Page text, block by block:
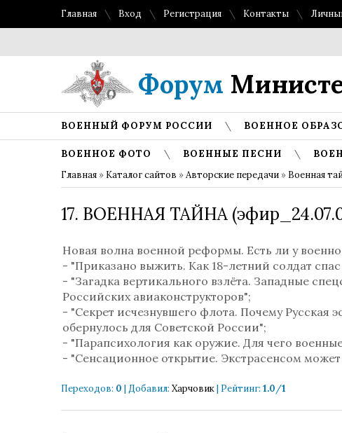
Главная Вход Регистрация Контакты
Форум
ВОЕННЫЙ ФОРУМ РОССИИ ВОЕННОЕ
ВОЕННОЕ ФОТО ВОЕННЫЕ ПЕСНИ
Главная » Каталог сайтов »Авторские передачи » Военная
17. ВОЕННАЯ ТАЙНА
Новая волна военной реформы. Есть ли у
- "Приказано выжить. Как 18-летний солдат
- "Загадка вертикального взлёта. Западные
Российских авиаконструкторов";
- "Секрет исчезнувшего флота. Почему Русская
обернулось для Советской России";
- "Парапсихология как оружие. Для чего
- "Сенсационное открытие. Экстрасенсом
Переходов: 0 | Добавил: Харчовик| Рейтинг: 1.0/1